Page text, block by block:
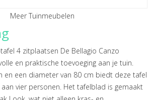
Meer Tuinmeubelen
4 zitplaatsen De Bellagio Canzo
en praktische toevoeging aan je tuin.
en een diameter van 80 cm biedt deze tafel
vier personen. Het tafelblad is gemaakt